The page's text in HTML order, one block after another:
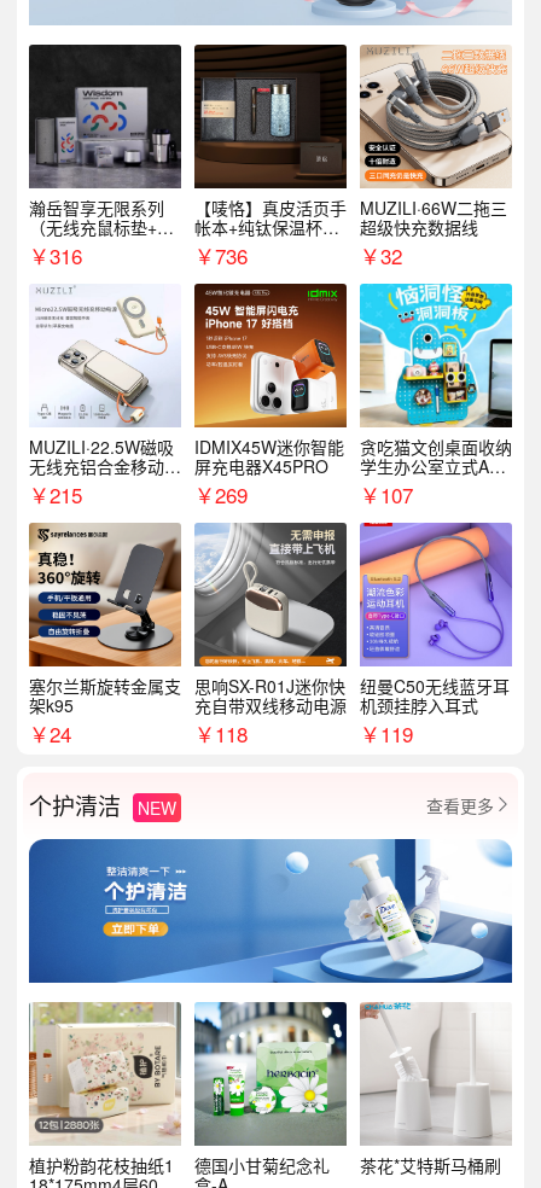
瀚岳智享无限系列
（无线充鼠标垫+飞
利浦音响+乐扣咖啡
杯）
￥316
【唛恪】真皮活页手
帐本+纯钛保温杯
+檀木水笔
￥736
MUZILI·66W二拖三
超级快充数据线
￥32
MUZILI·22.5W磁吸
无线充铝合金移动电
源R118W
￥215
IDMIX45W迷你智能
屏充电器X45PRO
￥269
贪吃猫文创桌面收纳
学生办公室立式A款
置物架洞洞板
￥107
塞尔兰斯旋转金属支
架k95
￥24
思响SX-R01J迷你快
充自带双线移动电源
￥118
纽曼C50无线蓝牙耳
机颈挂脖入耳式
￥119
个护清洁 NEW 查看更多 
植护粉韵花枝抽纸1
德国小甘菊纪念礼
茶花*艾特斯马桶刷